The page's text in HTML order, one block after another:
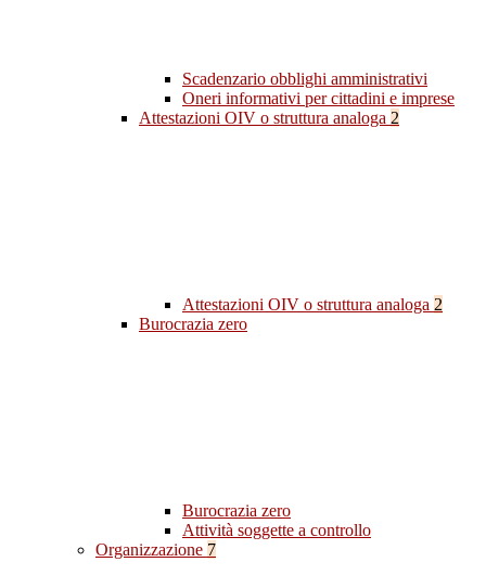
Scadenzario obblighi amministrativi
Oneri informativi per cittadini e imprese
Attestazioni OIV o struttura analoga 2
Attestazioni OIV o struttura analoga 2
Burocrazia zero
Burocrazia zero
Attività soggette a controllo
Organizzazione 7